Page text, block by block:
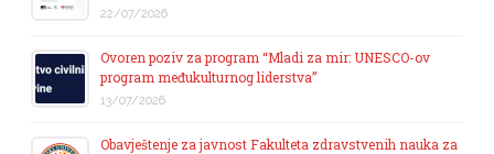
22/07/2026
Ovoren poziv za program “Mladi za mir: UNESCO-ov
program međukulturnog liderstva”
13/07/2026
Obavještenje za javnost Fakulteta zdravstvenih nauka za